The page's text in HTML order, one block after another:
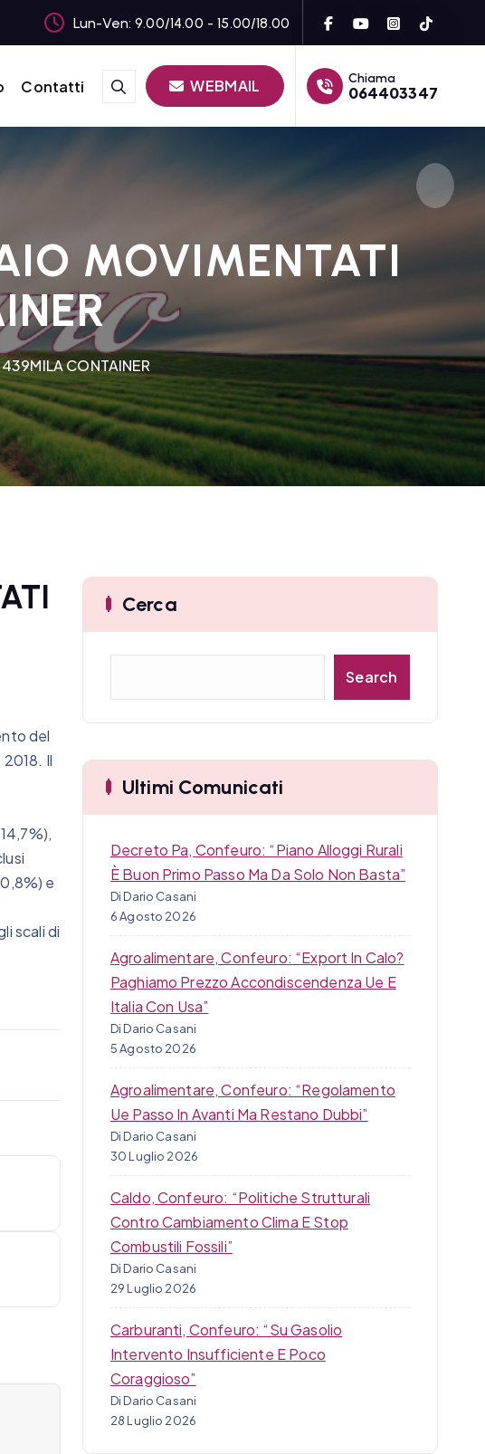
Lun-Ven: 9.00/14.00 - 15.00/18.00
Contatti WEBMAIL Chiama
064403347
MOVIMENTATI
CONTAINER
del
Il
e
scali di
Cerca
a
Search
Ultimi Comunicati
Decreto Pa, Confeuro: “Piano Alloggi Rurali
È Buon Primo Passo Ma Da Solo Non Basta”
Di Dario Casani
6 Agosto 2026
Agroalimentare, Confeuro: “Export In Calo?
Paghiamo Prezzo Accondiscendenza Ue E
Italia Con Usa”
Di Dario Casani
5 Agosto 2026
Agroalimentare, Confeuro: “Regolamento
Ue Passo In Avanti Ma Restano Dubbi”
Di Dario Casani
30 Luglio 2026
Caldo, Confeuro: “Politiche Strutturali
Contro Cambiamento Clima E Stop
Combustili Fossili”
Di Dario Casani
29 Luglio 2026
Carburanti, Confeuro: “Su Gasolio
Intervento Insufficiente E Poco
Coraggioso”
Di Dario Casani
28 Luglio 2026